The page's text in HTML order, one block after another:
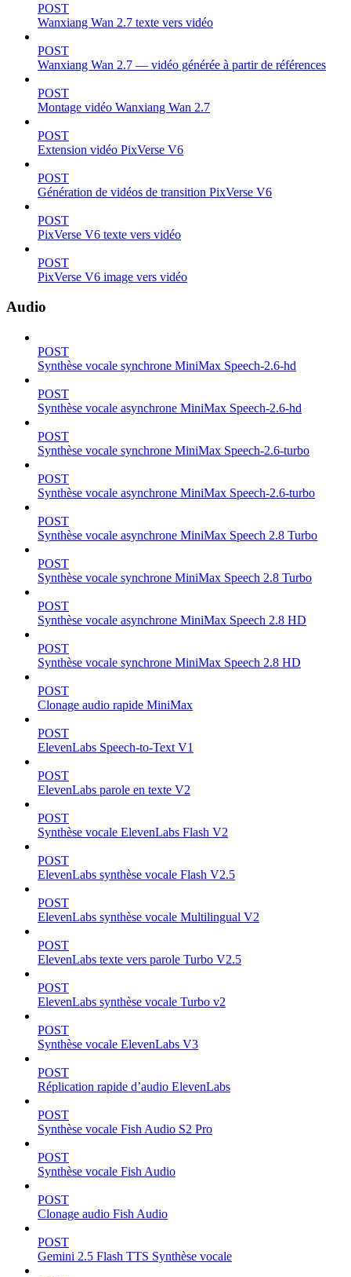
POST
Wanxiang Wan 2.7 texte vers vidéo
POST
Wanxiang Wan 2.7 — vidéo générée à partir de références
POST
Montage vidéo Wanxiang Wan 2.7
POST
Extension vidéo PixVerse V6
POST
Génération de vidéos de transition PixVerse V6
POST
PixVerse V6 texte vers vidéo
POST
PixVerse V6 image vers vidéo
Audio
POST
Synthèse vocale synchrone MiniMax Speech-2.6-hd
POST
Synthèse vocale asynchrone MiniMax Speech-2.6-hd
POST
Synthèse vocale synchrone MiniMax Speech-2.6-turbo
POST
Synthèse vocale asynchrone MiniMax Speech-2.6-turbo
POST
Synthèse vocale asynchrone MiniMax Speech 2.8 Turbo
POST
Synthèse vocale synchrone MiniMax Speech 2.8 Turbo
POST
Synthèse vocale asynchrone MiniMax Speech 2.8 HD
POST
Synthèse vocale synchrone MiniMax Speech 2.8 HD
POST
Clonage audio rapide MiniMax
POST
ElevenLabs Speech-to-Text V1
POST
ElevenLabs parole en texte V2
POST
Synthèse vocale ElevenLabs Flash V2
POST
ElevenLabs synthèse vocale Flash V2.5
POST
ElevenLabs synthèse vocale Multilingual V2
POST
ElevenLabs texte vers parole Turbo V2.5
POST
ElevenLabs synthèse vocale Turbo v2
POST
Synthèse vocale ElevenLabs V3
POST
Réplication rapide d’audio ElevenLabs
POST
Synthèse vocale Fish Audio S2 Pro
POST
Synthèse vocale Fish Audio
POST
Clonage audio Fish Audio
POST
Gemini 2.5 Flash TTS Synthèse vocale